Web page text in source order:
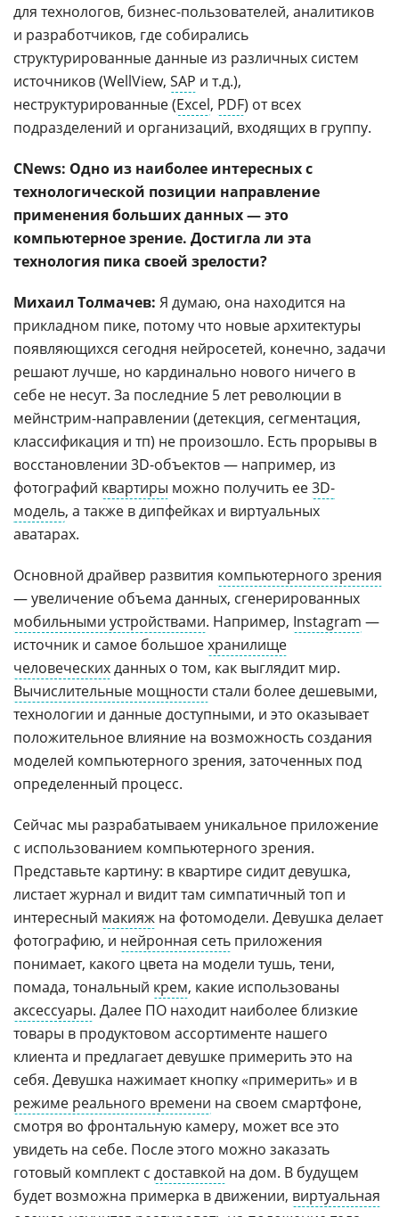
для технологов, бизнес-пользователей, аналитиков
и разработчиков, где собирались
структурированные данные из различных систем
источников (WellView, SAP и т.д.),
неструктурированные (Excel, PDF) от всех
подразделений и организаций, входящих в группу.
CNews: Одно из наиболее интересных с
технологической позиции направление
применения больших данных — это
компьютерное зрение. Достигла ли эта
технология пика своей зрелости?
Михаил Толмачев: Я думаю, она находится на
прикладном пике, потому что новые архитектуры
появляющихся сегодня нейросетей, конечно, задачи
решают лучше, но кардинально нового ничего в
себе не несут. За последние 5 лет революции в
мейнстрим-направлении (детекция, сегментация,
классификация и тп) не произошло. Есть прорывы в
восстановлении 3D-объектов — например, из
фотографий квартиры можно получить ее3D-
модель, а также в дипфейках и виртуальных
аватарах.
Основной драйвер развития компьютерного зрения
— увеличение объема данных, сгенерированных
мобильными устройствами. Например, Instagram —
источник и самое большоехранилище
человеческихданных о том, как выглядит мир.
Вычислительные мощности стали более дешевыми,
технологии и данные доступными, и это оказывает
положительное влияние на возможность создания
моделей компьютерного зрения, заточенных под
определенный процесс.
Сейчас мы разрабатываем уникальное приложение
с использованием компьютерного зрения.
Представьте картину: в квартире сидит девушка,
листает журнал и видит там симпатичный топ и
интересный макияж на фотомодели. Девушка делает
фотографию, и нейронная сеть приложения
понимает, какого цвета на модели тушь, тени,
помада, тональный крем, какие использованы
аксессуары. Далее ПО находит наиболее близкие
товары в продуктовом ассортименте нашего
клиента и предлагает девушке примерить это на
себя. Девушка нажимает кнопку «примерить» и в
режиме реального времени на своем смартфоне,
смотря во фронтальную камеру, может все это
увидеть на себе. После этого можно заказать
готовый комплект с доставкой на дом. В будущем
будет возможна примерка в движении, виртуальная